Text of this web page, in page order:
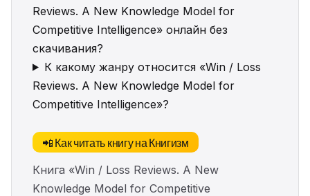
Reviews. A New Knowledge Model for
Competitive Intelligence» онлайн без
скачивания?
К какому жанру относится «Win / Loss
Reviews. A New Knowledge Model for
Competitive Intelligence»?
📲 Как читать книгу на Книгизм
Книга «Win / Loss Reviews. A New
Knowledge Model for Competitive